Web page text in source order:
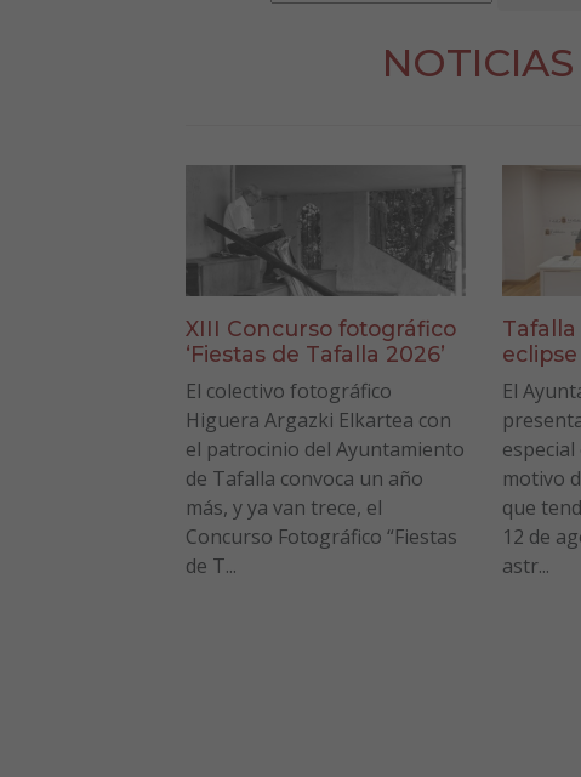
XIII Concurso fotográfico
‘Fiestas de Tafalla 2026’
El colectivo fotográfico
Higuera Argazki Elkartea con
el patrocinio del Ayuntamiento
de Tafalla convoca un año
más, y ya van trece, el
Concurso Fotográfico “Fiestas
de T...
Tafalla
El
motivo
que
12 de
astr...